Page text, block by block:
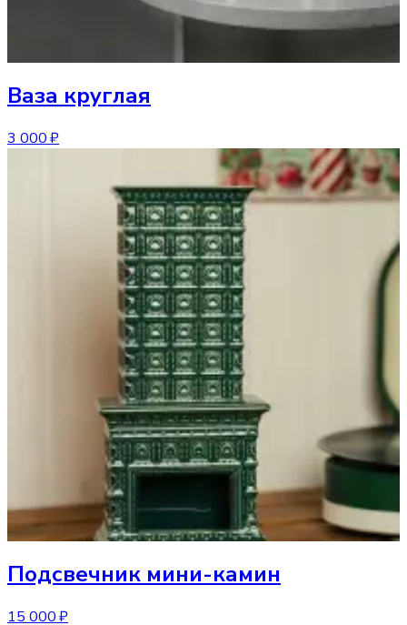
Ваза круглая
3 000 ₽
Подсвечник мини-камин
15 000 ₽